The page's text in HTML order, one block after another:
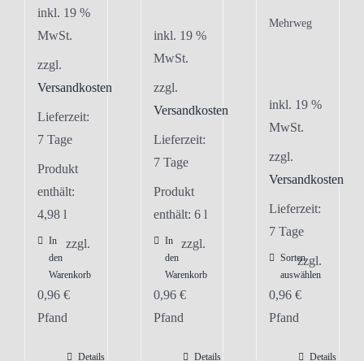
inkl. 19 %
MwSt.
zzgl.
Versandkosten
Lieferzeit:
7 Tage
Produkt
enthält:
4,98 l
In
den
Warenkorb
zzgl.
0,96 €
Pfand
Details
inkl. 19 %
MwSt.
zzgl.
Versandkosten
Lieferzeit:
7 Tage
Produkt
enthält: 6 l
In
den
Warenkorb
zzgl.
0,96 €
Pfand
Details
Mehrweg
inkl. 19 %
MwSt.
zzgl.
Versandkosten
Lieferzeit:
7 Tage
Sorten
auswählen
zzgl.
0,96€
Pfand
Details